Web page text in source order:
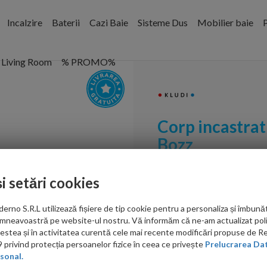
Incalzire Baterii Cazi Baie Sisteme Dus Mobilier baie
Living Room % PROMO%
Corp
Bozz
605.00 RON
Ati gasit in alta
setări cookies
S.R.L utilizează fișiere de tip cookie pentru a personaliza și
pe website-ul nostru. Vă informăm că ne-am actualizat
și în activitatea curentă cele mai recente modificări propuse de
privind protecția persoanelor fizice în ceea ce privește Prelucrarea